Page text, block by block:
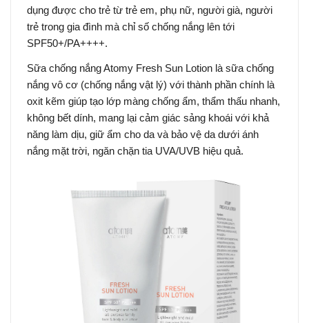
dụng được cho trẻ từ trẻ em, phụ nữ, người già, người
trẻ trong gia đình mà chỉ số chống nắng lên tới
SPF50+/PA++++.
Sữa chống nắng Atomy Fresh Sun Lotion là sữa chống
nắng vô cơ (chống nắng vật lý) với thành phần chính là
oxit kẽm giúp tạo lớp màng chống ẩm, thẩm thấu nhanh,
không bết dính, mang lại cảm giác sảng khoái với khả
năng làm dịu, giữ ẩm cho da và bảo vệ da dưới ánh
nắng mặt trời, ngăn chặn tia UVA/UVB hiệu quả.